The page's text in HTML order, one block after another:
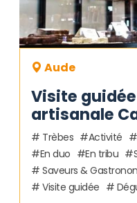
Visite
artisanale
Aude
Trèbes Activité
En duo
En tribu
Saveurs &
Visite guidée